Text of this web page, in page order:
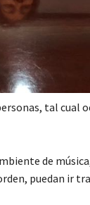
tal cual
de
puedan ir